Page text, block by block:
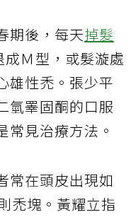
期後，每天掉髮
Ｍ型，或髮漩處
雄性禿。張少平
氫睪固酮的口服
常見治療方法。
常在頭皮出現如
禿塊。黃耀立指